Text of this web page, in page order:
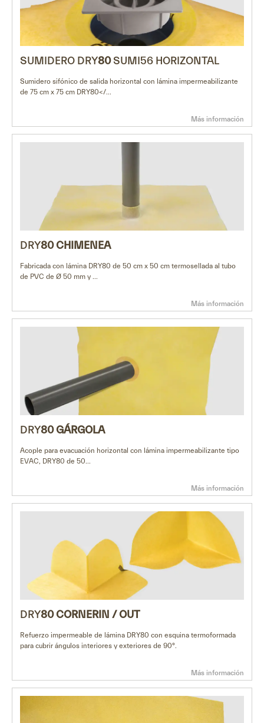
SUMIDERO DRY80SUMI56 HORIZONTAL
Sumidero sifónico de salida horizontal con lámina impermeabilizante
de 75 cm x 75 cm DRY80</...
Más información
DRY80 CHIMENEA
Fabricada con lámina DRY80 de 50 cm x 50 cm termosellada al tubo
de PVC de Ø 50 mm y ...
Más información
DRY80 GÁRGOLA
Acople para evacuación horizontal con lámina impermeabilizante tipo
EVAC, DRY80 de 50...
Más información
DRY80CORNERIN / OUT
Refuerzo impermeable de lámina DRY80 con esquina termoformada
para cubrir ángulos interiores y exteriores de 90°.
Más información